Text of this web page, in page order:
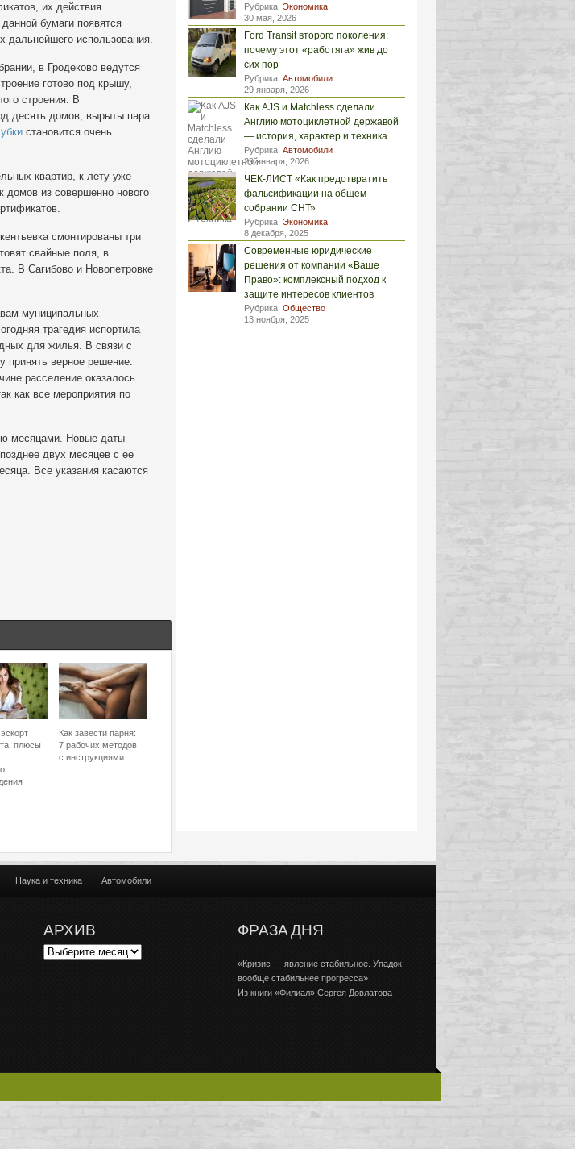
их действия
бумаги появятся
дальнейшего использования.
в Гродеково ведутся
готово под крышу,
строения. В
десять домов, вырыты пара
становится очень
квартир, к лету уже
домов из совершенно нового
смонтированы три
свайные поля, в
В Сагибово и Новопетровке
муниципальных
трагедия испортила
для жилья. В связи с
принять верное решение.
расселение оказалось
как все мероприятия по
месяцами. Новые даты
двух месяцев с ее
Все указания касаются
плюсы
Как завести парня:
7 рабочих методов
с инструкциями
Рубрика: Экономика
30 мая, 2026
Ford Transit второго поколения:
почему этот «работяга» жив до
сих пор
Рубрика: Автомобили
29 января, 2026
Как AJS и Matchless сделали
Англию мотоциклетной державой
— история, характер и техника
Рубрика: Автомобили
29 января, 2026
ЧЕК-ЛИСТ «Как предотвратить
фальсификации на общем
собрании СНТ»
Рубрика: Экономика
8 декабря, 2025
Современные юридические
решения от компании «Ваше
Право»: комплексный подход к
защите интересов клиентов
Рубрика: Общество
13 ноября, 2025
Наука и техника Автомобили
АРХИВ ФРАЗА ДНЯ
«Кризис — явление стабильное. Упадок
вообще стабильнее прогресса»
Из книги «Филиал» Сергея Довлатова